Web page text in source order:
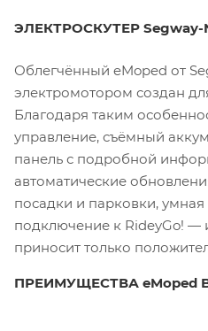
ЭЛЕКТРОСКУТЕР Segway-
Облегчённый eMoped от
электромотором создан
Благодаря таким
управление, съёмный
панель с подробной
автоматические
посадки и парковки,
подключение к RideyGo! —
приносит только
ПРЕИМУЩЕСТВА eMoped